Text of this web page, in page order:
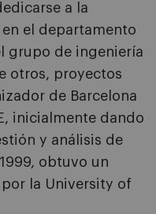
a la
el departamento
grupo de ingeniería
otros, proyectos
de Barcelona
inicialmente dando
y análisis de
obtuvo un
la University of